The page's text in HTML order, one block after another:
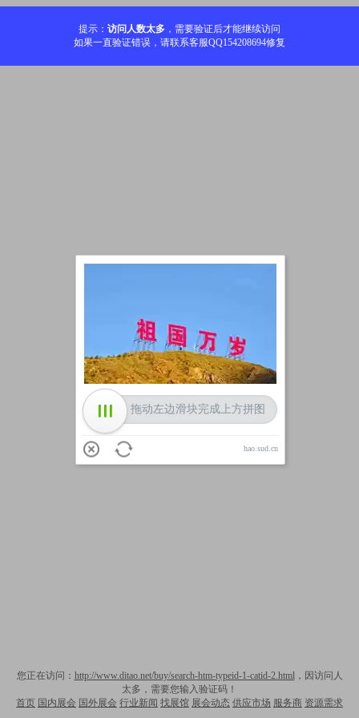
提示： 访问人数太多 ，需要验证后才能继续访问
如果一直验证错误，请联系客服QQ154208694修复
您正在访问： http://www.ditao.net/buy/search-htm-typeid-1-catid-2.html，因访问人
太多，需要您输入验证码！
首页 国内展会 国外展会 行业新闻 找展馆 展会动态 供应市场 服务商 资源需求
拖动左边滑块完成上方拼图
hao.sud.cn